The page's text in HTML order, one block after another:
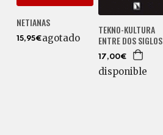
NETIANAS
15,95€agotado
TEKNO-KULTURA
ENTRE DOS SIGLOS
17,00€
disponible